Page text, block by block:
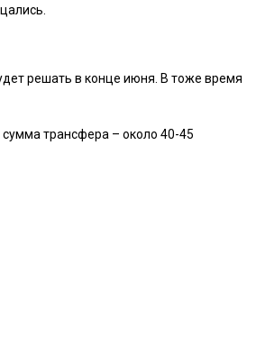
решать в конце июня. В тоже время
трансфера – около 40-45